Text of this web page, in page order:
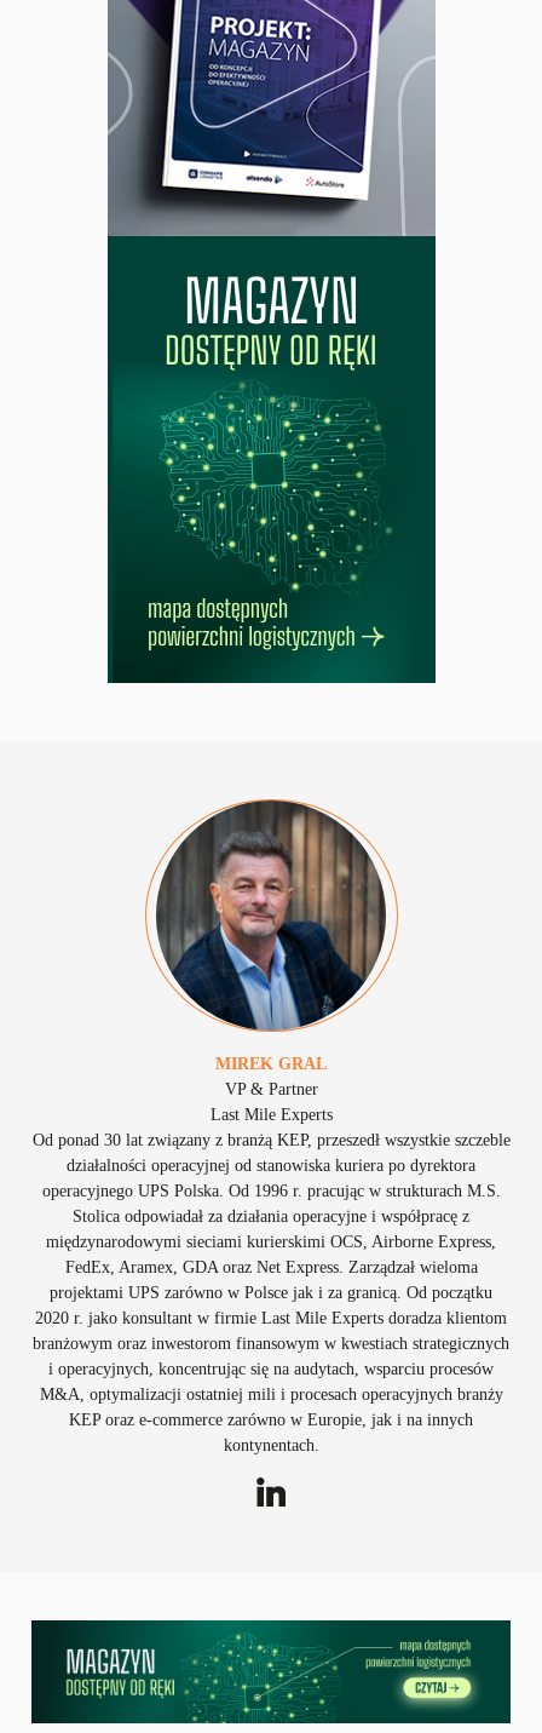
MIREK GRAL
VP & Partner
Last Mile Experts
Od ponad 30 lat związany z branżą KEP, przeszedł wszystkie szczeble
działalności operacyjnej od stanowiska kuriera po dyrektora
operacyjnego UPS Polska. Od 1996 r. pracując w strukturach M.S.
Stolica odpowiadał za działania operacyjne i współpracę z
międzynarodowymi sieciami kurierskimi OCS, Airborne Express,
FedEx, Aramex, GDA oraz Net Express. Zarządzał wieloma
projektami UPS zarówno w Polsce jak i za granicą. Od początku
2020 r. jako konsultant w firmie Last Mile Experts doradza klientom
branżowym oraz inwestorom finansowym w kwestiach strategicznych
i operacyjnych, koncentrując się na audytach, wsparciu procesów
M&A, optymalizacji ostatniej mili i procesach operacyjnych branży
KEP oraz e-commerce zarówno w Europie, jak i na innych
kontynentach.